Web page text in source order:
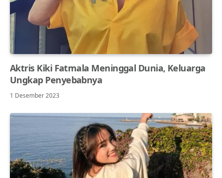
Aktris Kiki Fatmala Meninggal Dunia, Keluarga
Ungkap Penyebabnya
1 Desember 2023